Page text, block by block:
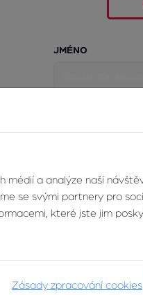
JMÉNO
médií a analýze naší
se svými partnery pro
které jste jim
Zásady zpracování cookies